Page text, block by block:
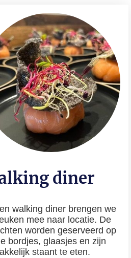
diner
walking diner brengen we
mee naar locatie. De
worden geserveerd op
bordjes, glaasjes en zijn
staant te eten.